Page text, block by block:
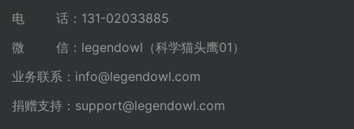
电 话：131-02033885
微 信：legendowl（科学猫头鹰01）
业务联系： info@legendowl.com
捐赠支持： support@legendowl.com